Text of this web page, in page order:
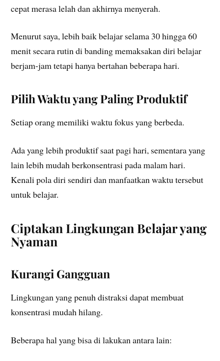
cepat merasa lelah dan akhirnya menyerah.
Menurut saya, lebih baik belajar selama 30 hingga 60
menit secara rutin di banding memaksakan diri belajar
berjam-jam tetapi hanya bertahan beberapa hari.
Pilih Waktu yang Paling Produktif
Setiap orang memiliki waktu fokus yang berbeda.
Ada yang lebih produktif saat pagi hari, sementara yang
lain lebih mudah berkonsentrasi pada malam hari.
Kenali pola diri sendiri dan manfaatkan waktu tersebut
untuk belajar.
Ciptakan Lingkungan Belajar yang
Nyaman
Kurangi Gangguan
Lingkungan yang penuh distraksi dapat membuat
konsentrasi mudah hilang.
Beberapa hal yang bisa di lakukan antara lain: